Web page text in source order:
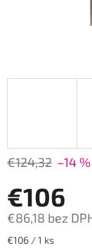
€124,32 –14 %
€106
€86,18 bez
Jednotková
€106 / 1 ks